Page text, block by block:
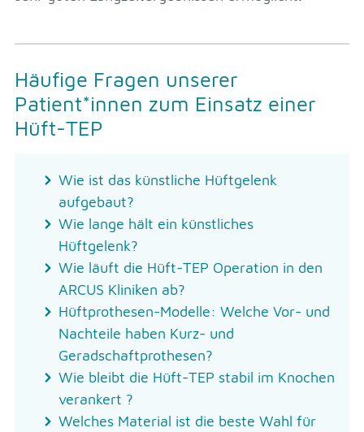
Häufige Fragen unserer
Patient*innen zum Einsatz einer
Hüft-TEP
Wie ist das künstliche Hüftgelenk
aufgebaut?
Wie lange hält ein künstliches
Hüftgelenk?
Wie läuft die Hüft-TEP Operation in den
ARCUS Kliniken ab?
Hüftprothesen-Modelle: Welche Vor- und
Nachteile haben Kurz- und
Geradschaftprothesen?
Wie bleibt die Hüft-TEP stabil im Knochen
verankert ?
Welches Material ist die beste Wahl für